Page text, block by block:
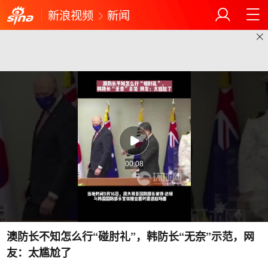
新浪视频 新闻
00:08
澳防长不知怎么行“碰肘礼”，韩防长“无奈”示范，网
友：太尴尬了